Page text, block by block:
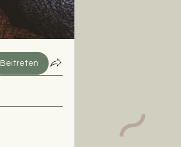
Beitreten